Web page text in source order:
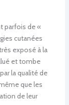
parfois de «
cutanées
exposé à la
et tombe
la qualité de
que les
de leur